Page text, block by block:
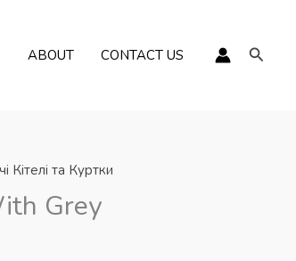
ABOUT CONTACT US
Кітелі та Куртки
Grey